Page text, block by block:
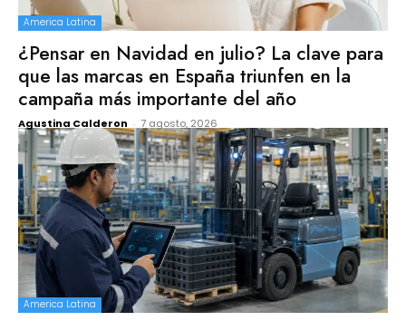
America Latina
¿Pensar en Navidad en julio? La clave para
que las marcas en España triunfen en la
campaña más importante del año
Agustina Calderon - 7 agosto, 2026
America Latina